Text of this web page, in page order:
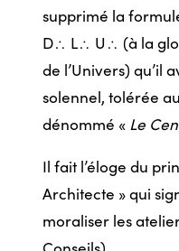
supprimé la
D/ L/ U / (à la
de l’Univers) qu’il
solennel, tolérée
dénommé « Le
Il fait l’éloge du
Architecte » qui
moraliser les